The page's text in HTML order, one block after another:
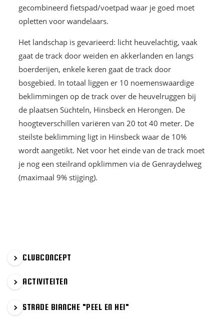
gecombineerd fietspad/voetpad waar je goed moet
opletten voor wandelaars.
Het landschap is gevarieerd: licht heuvelachtig, vaak
gaat de track door weiden en akkerlanden en langs
boerderijen, enkele keren gaat de track door
bosgebied. In totaal liggen er 10 noemenswaardige
beklimmingen op de track over de heuvelruggen bij
de plaatsen Süchteln, Hinsbeck en Herongen. De
hoogteverschillen variëren van 20 tot 40 meter. De
steilste beklimming ligt in Hinsbeck waar de 10%
wordt aangetikt. Net voor het einde van de track moet
je nog een steilrand opklimmen via de Genraydelweg
(maximaal 9% stijging).
PRIMAIRE
CLUBCONCEPT
ACTIVITEITEN
STRADE BIANCHE "PEEL EN HEI"